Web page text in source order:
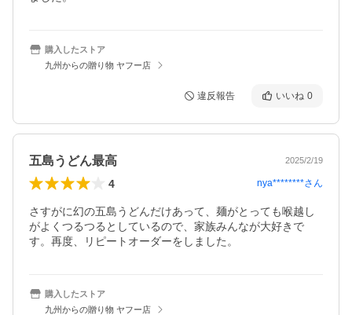
購入したストア
九州からの贈り物 ヤフー店
違反報告 いいね 0
五島うどん最高 2025/2/19
4 nya********さん
さすがに幻の五島うどんだけあって、麺がとっても喉越し
がよくつるつるとしているので、家族みんなが大好きで
す。再度、リピートオーダーをしました。
購入したストア
九州からの贈り物 ヤフー店